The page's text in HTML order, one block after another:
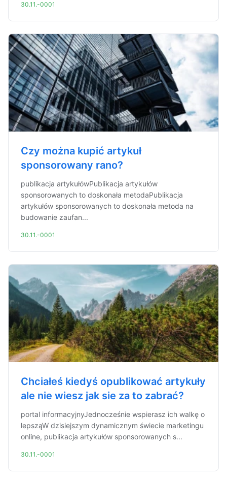
30.11.-0001
Czy można kupić artykuł
sponsorowany rano?
publikacja artykułówPublikacja artykułów
sponsorowanych to doskonała metodaPublikacja
artykułów sponsorowanych to doskonała metoda na
budowanie zaufan...
30.11.-0001
Chciałeś kiedyś opublikować artykuły
ale nie wiesz jak sie za to zabrać?
portal informacyjnyJednocześnie wspierasz ich walkę o
lepsząW dzisiejszym dynamicznym świecie marketingu
online, publikacja artykułów sponsorowanych s...
30.11.-0001